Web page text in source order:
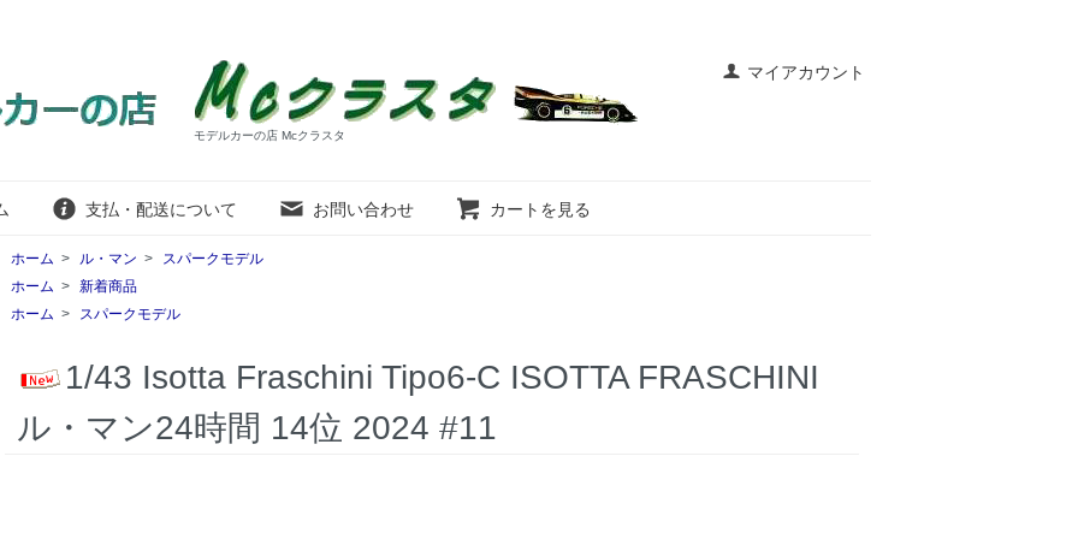
マイアカウント
モデルカーの店 Mcクラスタ
支払・配送について お問い合わせ カートを見る
ホーム > ル・マン >
スパークモデル
ホーム > 新着商品
ホーム > スパークモデル
1/43 Isotta Fraschini Tipo6-C ISOTTA FRASCHINI
ル・マン24時間 14位 2024 #11